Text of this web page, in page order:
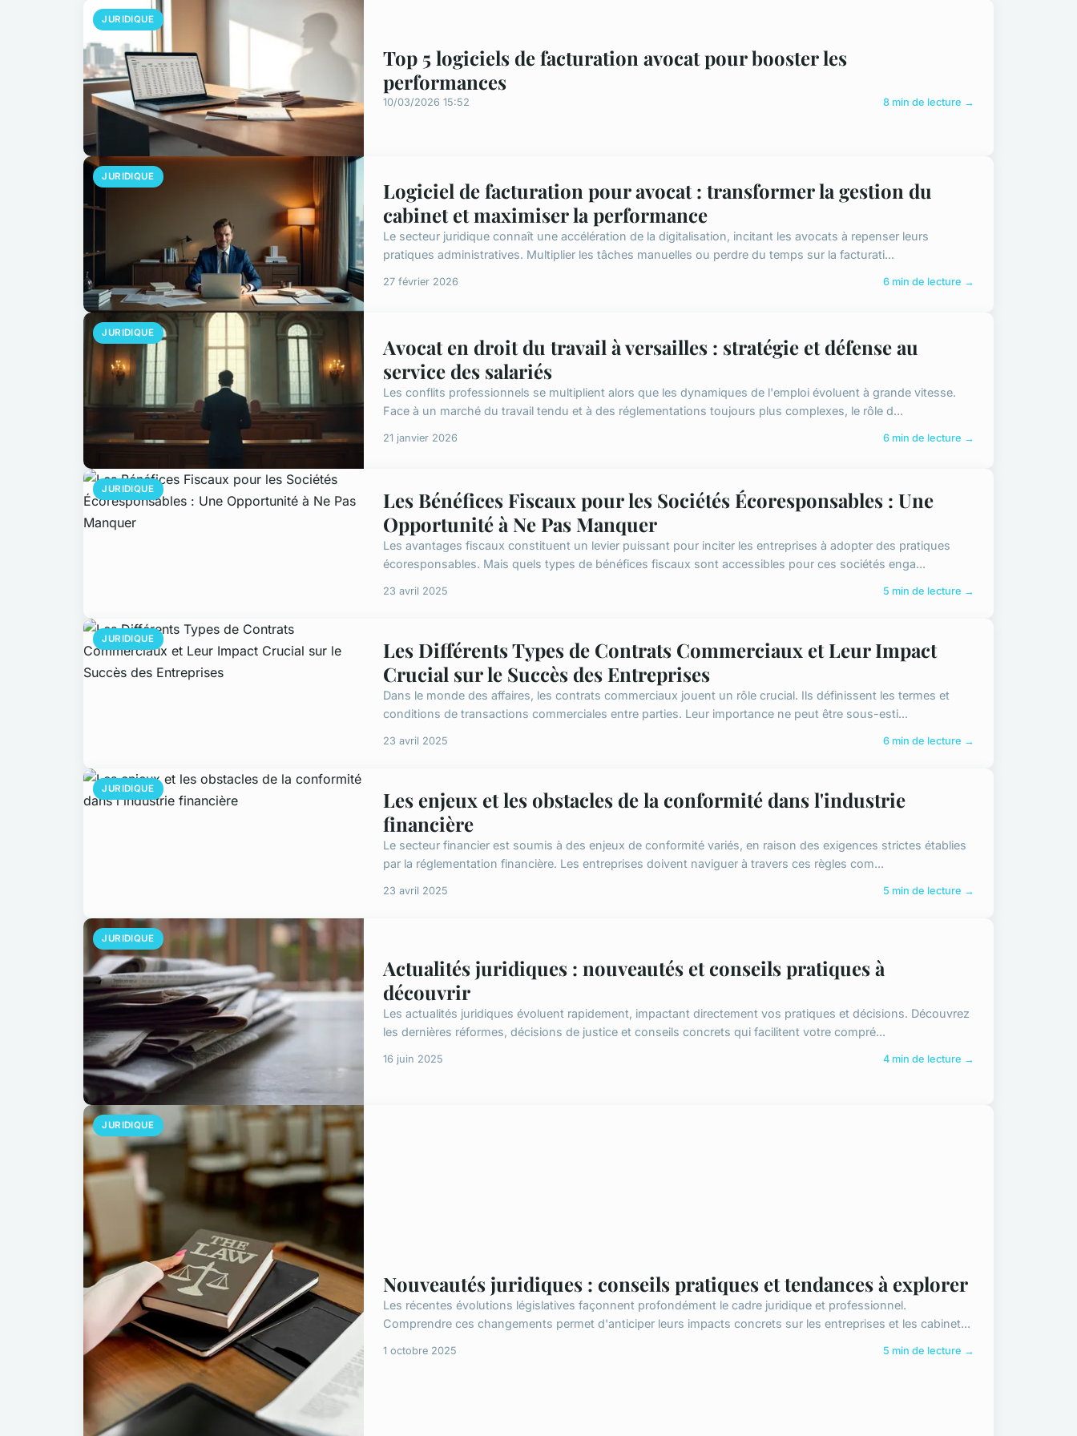
JURIDIQUE
Top 5 logiciels de facturation avocat pour booster les
performances
10/03/2026 15:52 8 min de lecture →
JURIDIQUE
Logiciel de facturation pour avocat : transformer la gestion du
cabinet et maximiser la performance
Le secteur juridique connaît une accélération de la digitalisation, incitant les avocats à repenser leurs
pratiques administratives. Multiplier les tâches manuelles ou perdre du temps sur la facturati...
27 février 2026 6 min de lecture →
JURIDIQUE
Avocat en droit du travail à versailles : stratégie et défense au
service des salariés
Les conflits professionnels se multiplient alors que les dynamiques de l'emploi évoluent à grande vitesse.
Face à un marché du travail tendu et à des réglementations toujours plus complexes, le rôle d...
21 janvier 2026 6 min de lecture →
JURIDIQUE
Les Bénéfices Fiscaux pour les Sociétés Écoresponsables : Une
Opportunité à Ne Pas Manquer
Les avantages fiscaux constituent un levier puissant pour inciter les entreprises à adopter des pratiques
écoresponsables. Mais quels types de bénéfices fiscaux sont accessibles pour ces sociétés enga...
23 avril 2025 5 min de lecture →
JURIDIQUE
Les Différents Types de Contrats Commerciaux et Leur Impact
Crucial sur le Succès des Entreprises
Dans le monde des affaires, les contrats commerciaux jouent un rôle crucial. Ils définissent les termes et
conditions de transactions commerciales entre parties. Leur importance ne peut être sous-esti...
23 avril 2025 6 min de lecture →
JURIDIQUE
Les enjeux et les obstacles de la conformité dans l'industrie
financière
Le secteur financier est soumis à des enjeux de conformité variés, en raison des exigences strictes établies
par la réglementation financière. Les entreprises doivent naviguer à travers ces règles com...
23 avril 2025 5 min de lecture →
JURIDIQUE
Actualités juridiques : nouveautés et conseils pratiques à
découvrir
Les actualités juridiques évoluent rapidement, impactant directement vos pratiques et décisions. Découvrez
les dernières réformes, décisions de justice et conseils concrets qui facilitent votre compré...
16 juin 2025 4 min de lecture →
JURIDIQUE
Nouveautés juridiques : conseils pratiques et tendances à explorer
Les récentes évolutions législatives façonnent profondément le cadre juridique et professionnel.
Comprendre ces changements permet d'anticiper leurs impacts concrets sur les entreprises et les cabinet...
1 octobre 2025 5 min de lecture →